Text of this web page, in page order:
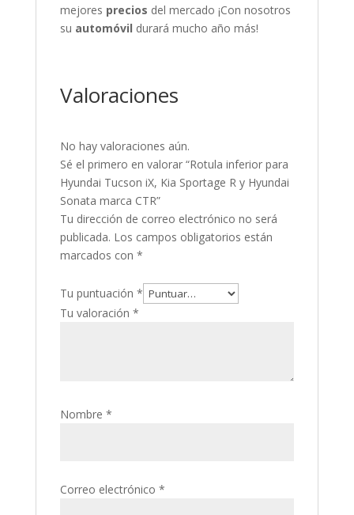
mejores precios del mercado ¡Con nosotros
su automóvil durará mucho año más!
Valoraciones
No hay valoraciones aún.
Sé el primero en valorar “Rotula inferior para
Hyundai Tucson iX, Kia Sportage R y Hyundai
Sonata marca CTR”
Tu dirección de correo electrónico no será
publicada. Los campos obligatorios están
marcados con *
Tu puntuación *
Tu valoración *
Nombre *
Correo electrónico *